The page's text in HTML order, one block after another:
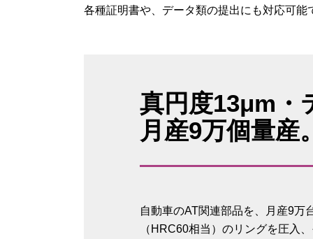
各種証明書や、データ類の提出にも対応可能
真円度13μm・
月産9万個量産
自動車のAT関連部品を、月産9万
（HRC60相当）のリングを圧入